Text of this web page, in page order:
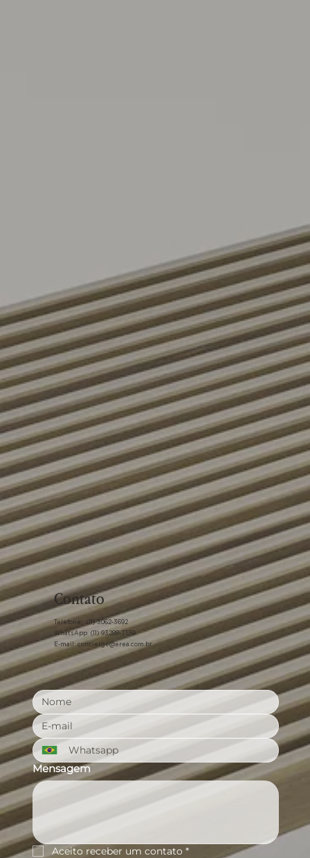
Contato
Telefone: (11) 3062-3692
WhatsApp: (11) 93288-3559
E-mail:concierge@erea.com.br
Mensagem
Aceito receber um contato *